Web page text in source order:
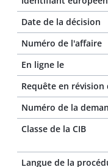
Date de la décision
Numéro de l'affaire
En ligne le
Requête en révision
Numéro de la
Classe de la CIB
Langue de la